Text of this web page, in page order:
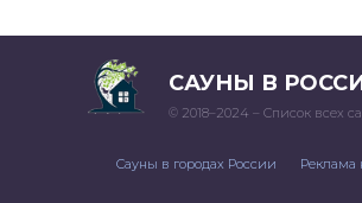
САУНЫ В
© 2018–2024 – Список всех
Сауны в городах России Реклама